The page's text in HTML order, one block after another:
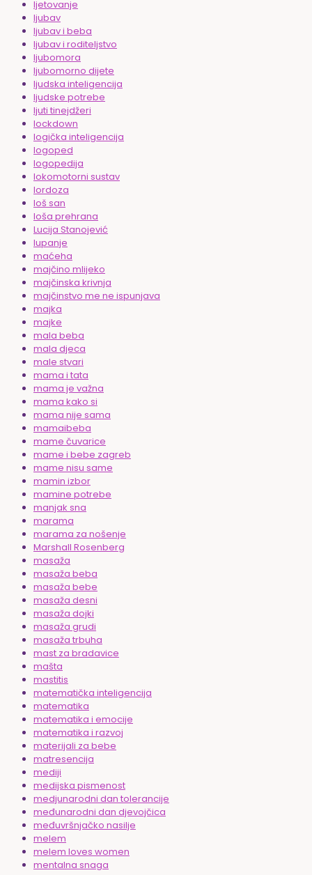
ljetovanje
ljubav
ljubav i beba
ljubav i roditeljstvo
ljubomora
ljubomorno dijete
ljudska inteligencija
ljudske potrebe
ljuti tinejdžeri
lockdown
logička inteligencija
logoped
logopedija
lokomotorni sustav
lordoza
loš san
loša prehrana
Lucija Stanojević
lupanje
maćeha
majčino mlijeko
majčinska krivnja
majčinstvo me ne ispunjava
majka
majke
mala beba
mala djeca
male stvari
mama i tata
mama je važna
mama kako si
mama nije sama
mamaibeba
mame čuvarice
mame i bebe zagreb
mame nisu same
mamin izbor
mamine potrebe
manjak sna
marama
marama za nošenje
Marshall Rosenberg
masaža
masaža beba
masaža bebe
masaža desni
masaža dojki
masaža grudi
masaža trbuha
mast za bradavice
mašta
mastitis
matematička inteligencija
matematika
matematika i emocije
matematika i razvoj
materijali za bebe
matresencija
mediji
medijska pismenost
medjunarodni dan tolerancije
međunarodni dan djevojčica
međuvršnjačko nasilje
melem
melem loves women
mentalna snaga